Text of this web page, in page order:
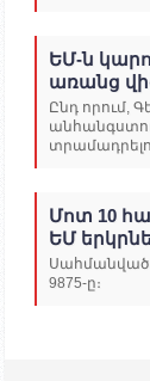
ԵՄ-ն
առանց
Ընդ որում,
Մոտ 10
ԵՄ
Սահմանված
9875-ը։